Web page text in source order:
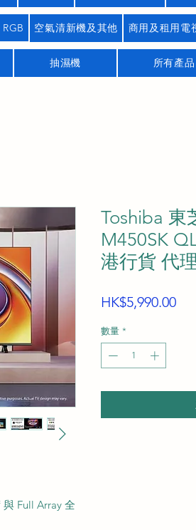
空氣清新機及其他 商用及租用電
抽濕機 所有產品
Full Array 全
Toshiba 東
M450SK
港行貨 代
HK$5,990.00價
數量 *